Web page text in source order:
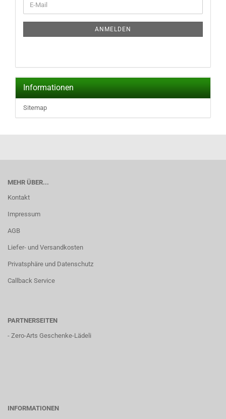
ZUR
E-
Mail
ANMELDEN
Informationen
Sitemap
MEHR ÜBER...
Kontakt
Impressum
AGB
Liefer- und Versandkosten
Privatsphäre und Datenschutz
Callback Service
PARTNERSEITEN
- Zero-Arts Geschenke-Lädeli
INFORMATIONEN